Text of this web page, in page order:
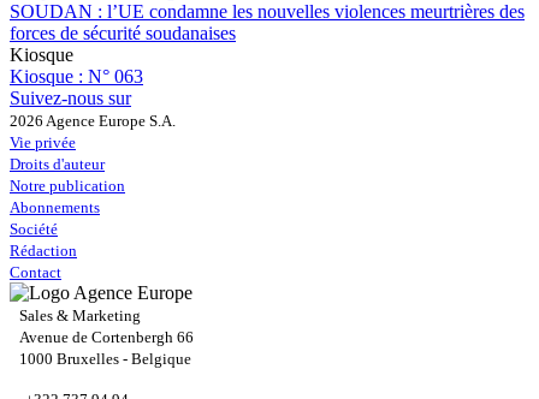
SOUDAN : l’UE condamne les nouvelles violences meurtrières des
forces de sécurité soudanaises
Kiosque
Kiosque : N° 063
Suivez-nous sur
2026 Agence Europe S.A.
Vie privée
Droits d'auteur
Notre publication
Abonnements
Société
Rédaction
Contact
Sales & Marketing
Avenue de Cortenbergh 66
1000 Bruxelles - Belgique